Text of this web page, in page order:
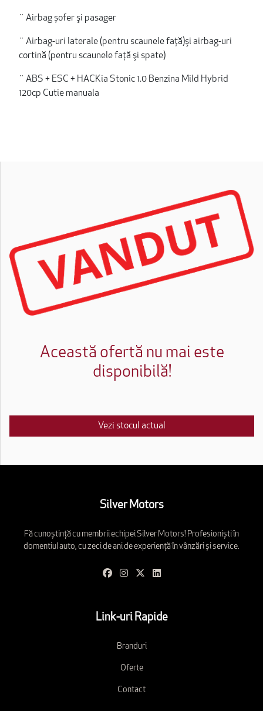
¨ Airbag șofer şi pasager
¨ Airbag-uri laterale (pentru scaunele faţă)şi airbag-uri
cortină (pentru scaunele faţă şi spate)
¨ ABS + ESC + HACKia Stonic 1.0 Benzina Mild Hybrid
120cp Cutie manuala
Această ofertă nu mai este
disponibilă!
Vezi stocul actual
Silver Motors
Fă cunoștință cu membrii echipei Silver Motors! Profesioniști în
domentiul auto, cu zeci de ani de experiență în vânzări și service.
Link-uri Rapide
Branduri
Oferte
Contact